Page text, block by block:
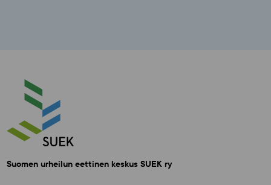
Suomen urheilun eettinen keskus SUEK ry